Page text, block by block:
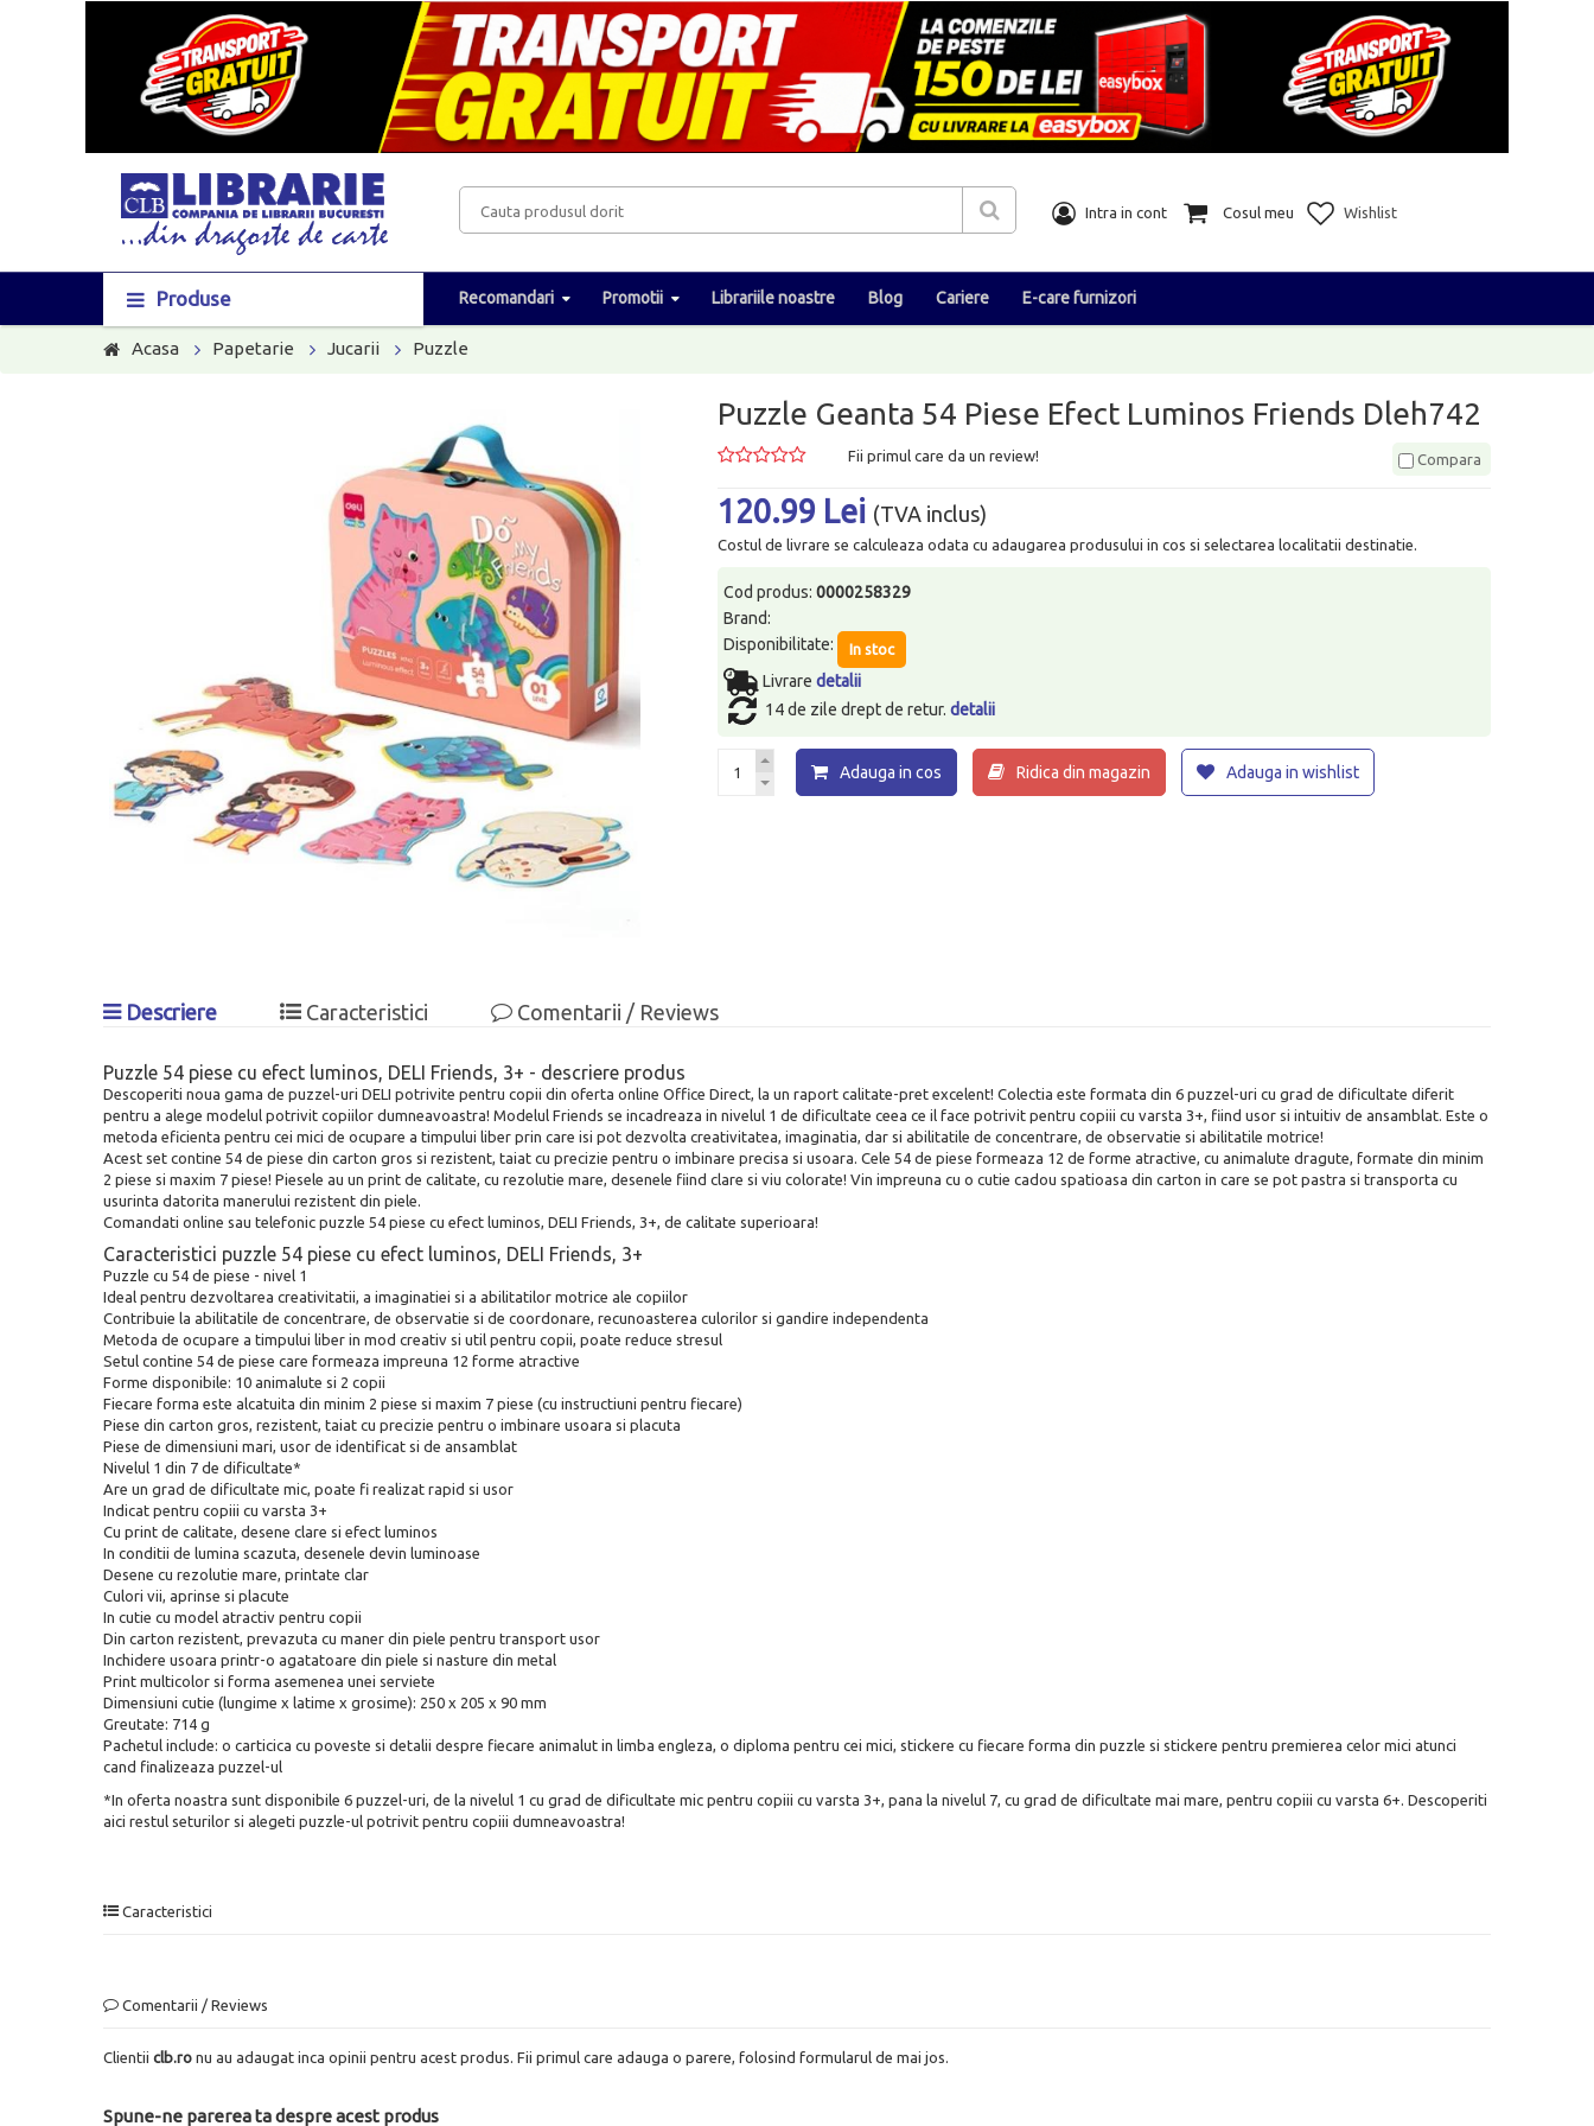
Intra in cont Cosul meu Wishlist
Produse Recomandari Promotii Librariile noastre Blog Cariere E-care furnizori
Acasa Papetarie Jucarii Puzzle
Puzzle Geanta 54 Piese Efect Luminos Friends Dleh742
Fii primul care da un review! Compara
120.99 Lei (TVA inclus)
Costul de livrare se calculeaza odata cu adaugarea produsului in cos si selectarea localitatii destinatie.
Cod produs:0000258329
Brand:
Disponibilitate:
In stoc
Livraredetalii
14 de zile drept de retur.detalii
Adauga in cos Ridica din magazin Adauga in wishlist
Descriere Caracteristici Comentarii / Reviews
Puzzle 54 piese cu efect luminos, DELI Friends, 3+ - descriere produs
Descoperiti noua gama de puzzel-uri DELI potrivite pentru copii din oferta online Office Direct, la un raport calitate-pret excelent! Colectia este formata din 6 puzzel-uri cu grad de dificultate diferit
pentru a alege modelul potrivit copiilor dumneavoastra! Modelul Friends se incadreaza in nivelul 1 de dificultate ceea ce il face potrivit pentru copiii cu varsta 3+, fiind usor si intuitiv de ansamblat. Este o
metoda eficienta pentru cei mici de ocupare a timpului liber prin care isi pot dezvolta creativitatea, imaginatia, dar si abilitatile de concentrare, de observatie si abilitatile motrice!
Acest set contine 54 de piese din carton gros si rezistent, taiat cu precizie pentru o imbinare precisa si usoara. Cele 54 de piese formeaza 12 de forme atractive, cu animalute dragute, formate din minim
2 piese si maxim 7 piese! Piesele au un print de calitate, cu rezolutie mare, desenele fiind clare si viu colorate! Vin impreuna cu o cutie cadou spatioasa din carton in care se pot pastra si transporta cu
usurinta datorita manerului rezistent din piele.
Comandati online sau telefonic puzzle 54 piese cu efect luminos, DELI Friends, 3+, de calitate superioara!
Caracteristici puzzle 54 piese cu efect luminos, DELI Friends, 3+
Puzzle cu 54 de piese - nivel 1
Ideal pentru dezvoltarea creativitatii, a imaginatiei si a abilitatilor motrice ale copiilor
Contribuie la abilitatile de concentrare, de observatie si de coordonare, recunoasterea culorilor si gandire independenta
Metoda de ocupare a timpului liber in mod creativ si util pentru copii, poate reduce stresul
Setul contine 54 de piese care formeaza impreuna 12 forme atractive
Forme disponibile: 10 animalute si 2 copii
Fiecare forma este alcatuita din minim 2 piese si maxim 7 piese (cu instructiuni pentru fiecare)
Piese din carton gros, rezistent, taiat cu precizie pentru o imbinare usoara si placuta
Piese de dimensiuni mari, usor de identificat si de ansamblat
Nivelul 1 din 7 de dificultate*
Are un grad de dificultate mic, poate fi realizat rapid si usor
Indicat pentru copiii cu varsta 3+
Cu print de calitate, desene clare si efect luminos
In conditii de lumina scazuta, desenele devin luminoase
Desene cu rezolutie mare, printate clar
Culori vii, aprinse si placute
In cutie cu model atractiv pentru copii
Din carton rezistent, prevazuta cu maner din piele pentru transport usor
Inchidere usoara printr-o agatatoare din piele si nasture din metal
Print multicolor si forma asemenea unei serviete
Dimensiuni cutie (lungime x latime x grosime): 250 x 205 x 90 mm
Greutate: 714 g
Pachetul include: o carticica cu poveste si detalii despre fiecare animalut in limba engleza, o diploma pentru cei mici, stickere cu fiecare forma din puzzle si stickere pentru premierea celor mici atunci
cand finalizeaza puzzel-ul
*In oferta noastra sunt disponibile 6 puzzel-uri, de la nivelul 1 cu grad de dificultate mic pentru copiii cu varsta 3+, pana la nivelul 7, cu grad de dificultate mai mare, pentru copiii cu varsta 6+. Descoperiti
aici restul seturilor si alegeti puzzle-ul potrivit pentru copiii dumneavoastra!
Caracteristici
Comentarii / Reviews
Clientii clb.ro nu au adaugat inca opinii pentru acest produs. Fii primul care adauga o parere, folosind formularul de mai jos.
Spune-ne parerea ta despre acest produs